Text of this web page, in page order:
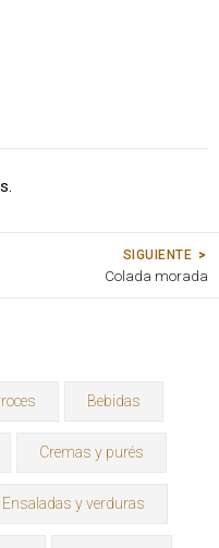
SIGUIENTE
Colada morada
Bebidas
Cremas y purés
Ensaladas y verduras